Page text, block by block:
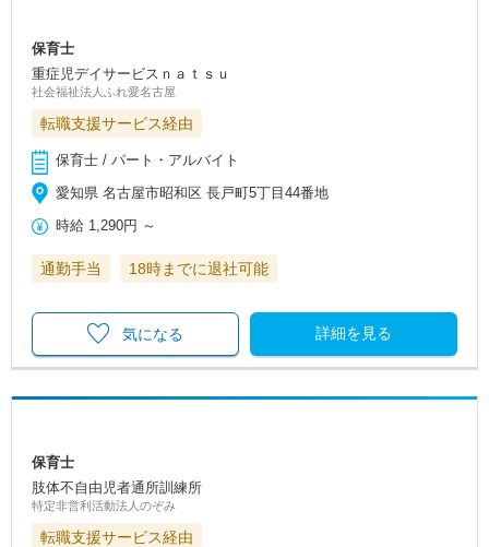
保育士
重症児デイサービスｎａｔｓｕ
社会福祉法人ふれ愛名古屋
転職支援サービス経由
保育士 / パート・アルバイト
愛知県 名古屋市昭和区 長戸町5丁目44番地
時給 1,290円 ～
通勤手当 18時までに退社可能
詳細を見る
気になる
保育士
肢体不自由児者通所訓練所
特定非営利活動法人のぞみ
転職支援サービス経由